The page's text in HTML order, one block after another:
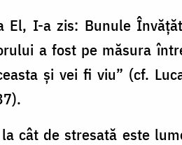
El, I-a zis: Bunule
a fost pe măsura
și vei fi viu” (cf.
cât de stresată este